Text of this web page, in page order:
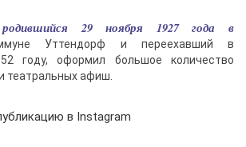
29 ноября 1927 года в
Уттендорф и переехавший в
году, оформил большое количество
театральных афиш.
в Instagram